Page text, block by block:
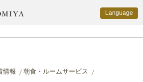
Language
情報
朝食・ルームサービス